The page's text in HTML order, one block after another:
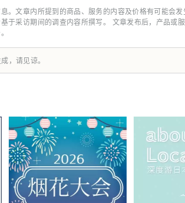
。文章内所提到的商品、服务的内容及价格有可能会发
于采访期间的调查内容所撰写。 文章发布后，产品或
，请见谅。